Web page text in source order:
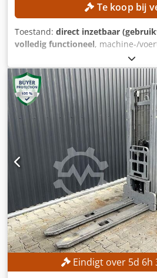
Te koop bij
Toestand: direct inzetbaar
volledig functioneel, machine-/
2021
draagvermogen:3.500 kg,
brandstoftype:gas , masttype:
minimumverkoopprijs –
hoogste bieding! TECHNISCHE
3.500 kg Hefhoogte: 4.680 mm
MACHINEGEGEVENS Masttype:
klasse 3 (2.500–4.999 kg)
7.093 uur Credezrgbiopfx Apyof
verschuiving Externe referentie:
Eindigt over 5d 6h